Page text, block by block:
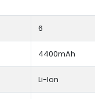
6
4400mAh
Li-Ion